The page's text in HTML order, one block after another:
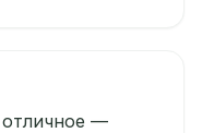
отличное —